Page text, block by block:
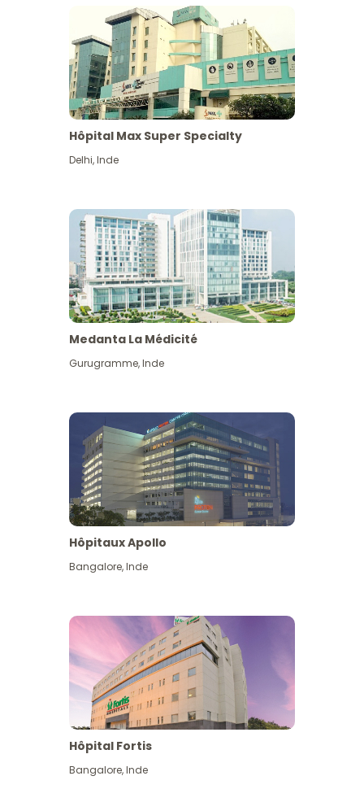
Hôpital Max Super Specialty
Delhi,Inde
Medanta La Médicité
Gurugramme,Inde
Hôpitaux Apollo
Bangalore,Inde
Hôpital Fortis
Bangalore,Inde